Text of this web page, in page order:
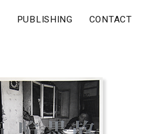
PUBLISHING CONTACT